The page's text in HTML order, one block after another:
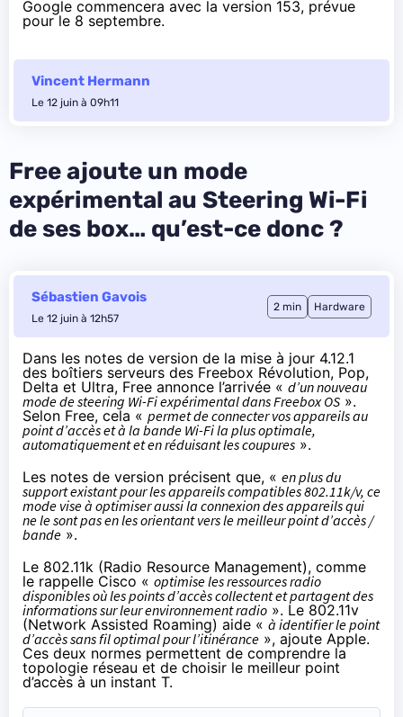
Google commencera avec la version 153, prévue
pour le 8 septembre.
Vincent Hermann
Le 12 juin à 09h11
Free ajoute un mode
expérimental au Steering Wi-Fi
de ses box… qu’est-ce donc ?
Sébastien Gavois
Le 12 juin à 12h57
2 min Hardware
Dans les notes de version de la mise à jour 4.12.1
des boîtiers serveurs des Freebox Révolution, Pop,
Delta et Ultra, Free annonce l’arrivée « d’un nouveau
mode de steering Wi-Fi expérimental dans Freebox OS ».
Selon Free, cela « permet de connecter vos appareils au
point d’accès et à la bande Wi-Fi la plus optimale,
automatiquement et en réduisant les coupures ».
Les notes de version précisent que, « en plus du
support existant pour les appareils compatibles 802.11k/v, ce
mode vise à optimiser aussi la connexion des appareils qui
ne le sont pas en les orientant vers le meilleur point d’accès /
bande ».
Le 802.11k (Radio Resource Management), comme
le rappelle Cisco « optimise les ressources radio
disponibles où les points d’accès collectent et partagent des
informations sur leur environnement radio ». Le 802.11v
(Network Assisted Roaming) aide « à identifier le point
d’accès sans fil optimal pour l’itinérance », ajoute Apple.
Ces deux normes permettent de comprendre la
topologie réseau et de choisir le meilleur point
d’accès à un instant T.